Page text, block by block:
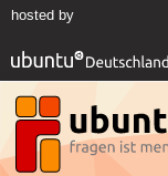
hosted by